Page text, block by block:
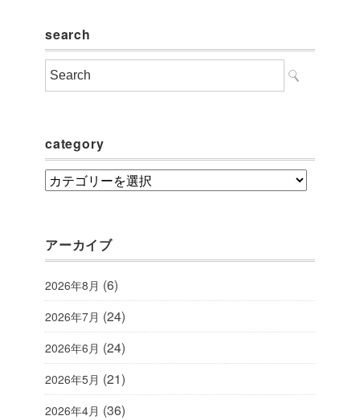
search
category
category
アーカイブ
2026年8月 (6)
2026年7月 (24)
2026年6月 (24)
2026年5月 (21)
2026年4月 (36)